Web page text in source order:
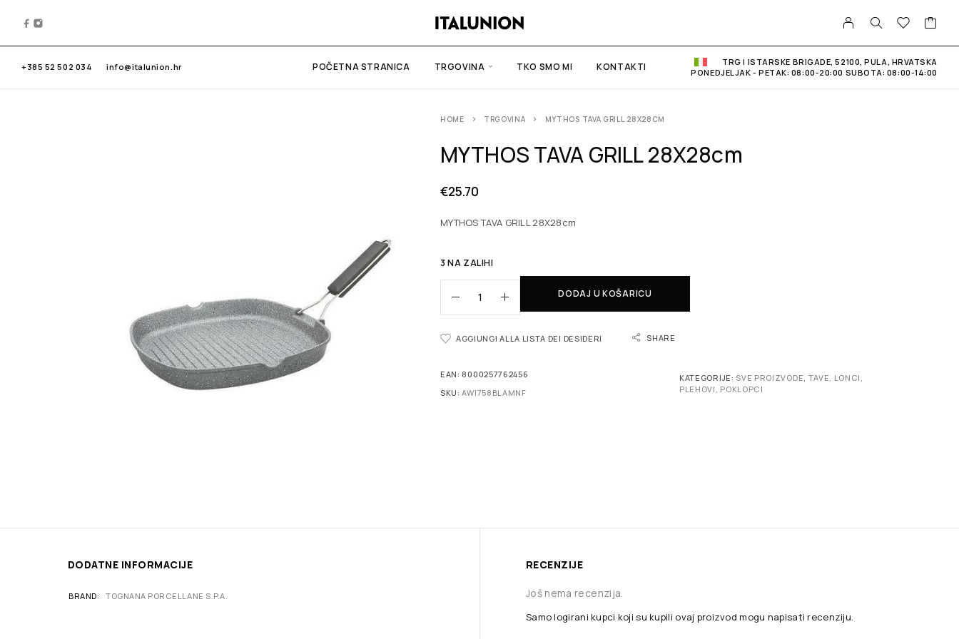
+385 52 502 034 info@italunion.hr POČETNA STRANICA TRGOVINA TKO SMO MI KONTAKTI
TRG I ISTARSKE BRIGADE, 52100, PULA, HRVATSKA
PONEDJELJAK - PETAK: 08:00-20:00 SUBOTA: 08:00-14:00
HOME TRGOVINA MYTHOS TAVA GRILL 28X28CM
MYTHOS TAVA GRILL 28X28cm
€25.70
MYTHOS TAVA GRILL 28X28cm
3 NA ZALIHI
DODAJ U KOŠARICU
AGGIUNGI ALLA LISTA DEI DESIDERI SHARE
EAN: 8000257762456
SKU:AWI758BLAMNF
KATEGORIJE: SVE PROIZVODE TAVE, LONCI,
PLEHOVI, POKLOPCI
DODATNE INFORMACIJE
BRAND TOGNANA PORCELLANE S.P.A.
RECENZIJE
Još nema recenzija.
Samo logirani kupci koji su kupili ovaj proizvod mogu napisati recenziju.